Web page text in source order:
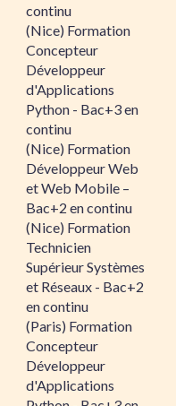
continu
(Nice) Formation
Concepteur
Développeur
d'Applications
Python - Bac+3 en
continu
(Nice) Formation
Développeur Web
et Web Mobile –
Bac+2 en continu
(Nice) Formation
Technicien
Supérieur Systèmes
et Réseaux - Bac+2
en continu
(Paris) Formation
Concepteur
Développeur
d'Applications